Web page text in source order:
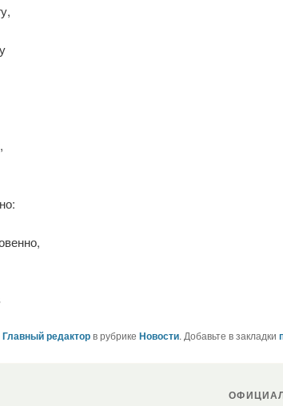
Главный редакторв рубрике Новости. Добавьте в закладки